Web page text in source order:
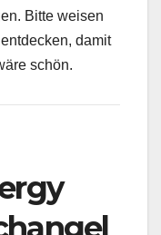
Bitte weisen
damit
schön.